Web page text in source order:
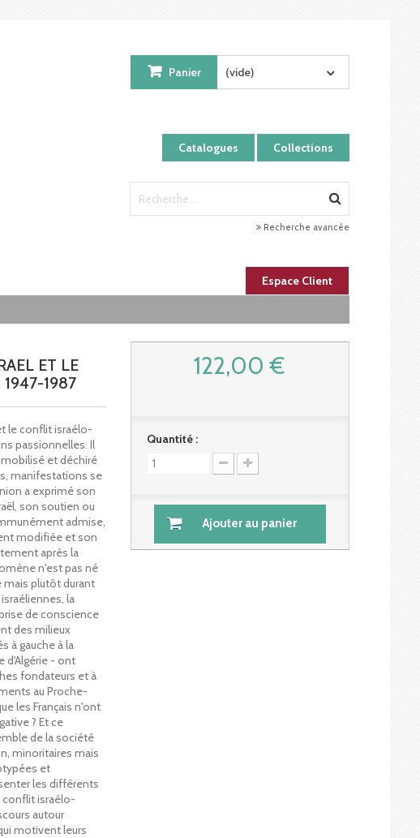
Catalogues Collections
Panier (vide)
Recherche avancée
Espace Client
ET LE
1987
le conflit israélo-
passionnelles. Il
et déchiré
manifestations se
a exprimé son
son soutien ou
admise,
modifiée et son
après la
n'est pas né
mais plutôt durant
la
de conscience
des milieux
à gauche à la
d'Algérie - ont
fondateurs et à
au Proche-
les Français n'ont
? Et ce
de la société
minoritaires mais
et
les différents
conflit israélo-
autour
motivent leurs
122,00 €
Quantité :
Ajouter au panier